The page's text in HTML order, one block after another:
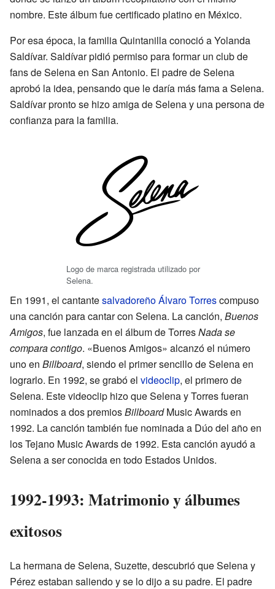
nombre. Este álbum fue certificado platino en México.
Por esa época, la familia Quintanilla conoció a Yolanda
Saldívar. Saldívar pidió permiso para formar un club de
fans de Selena en San Antonio. El padre de Selena
aprobó la idea, pensando que le daría más fama a Selena.
Saldívar pronto se hizo amiga de Selena y una persona de
confianza para la familia.
Logo de marca registrada utilizado por
Selena.
En 1991, el cantantesalvadoreñoÁlvaro Torrescompuso
una canción para cantar con Selena. La canción, Buenos
Amigos, fue lanzada en el álbum de TorresNada se
compara contigo. «Buenos Amigos» alcanzó el número
uno en Billboard, siendo el primer sencillo de Selena en
lograrlo. En 1992, se grabó el videoclip, el primero de
Selena. Este videoclip hizo que Selena y Torres fueran
nominados a dos premiosBillboardMusic Awards en
1992. La canción también fue nominada a Dúo del año en
los Tejano Music Awards de 1992. Esta canción ayudó a
Selena a ser conocida en todo Estados Unidos.
1992-1993: Matrimonio y álbumes
exitosos
La hermana de Selena, Suzette, descubrió que Selena y
Pérez estaban saliendo y se lo dijo a su padre. El padre